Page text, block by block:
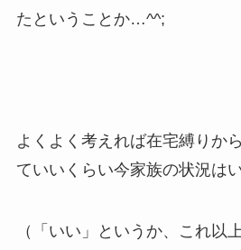
たということか…^^;
よくよく考えれば在宅縛りか
ていいくらい今家族の状況は
（「いい」というか、これ以